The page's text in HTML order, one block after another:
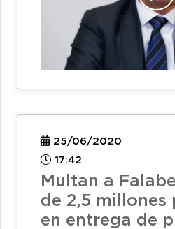
25/06/2020
17:42
Multan a
de 2,5 millones
en entrega de